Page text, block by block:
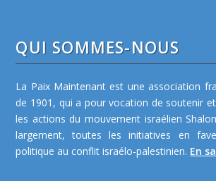
QUI SOMMES-NOUS
La Paix Maintenant est une association
de 1901, qui a pour vocation de soutenir
les actions du mouvement israélien
largement, toutes les initiatives en
politique au conflit israélo-palestinien. En